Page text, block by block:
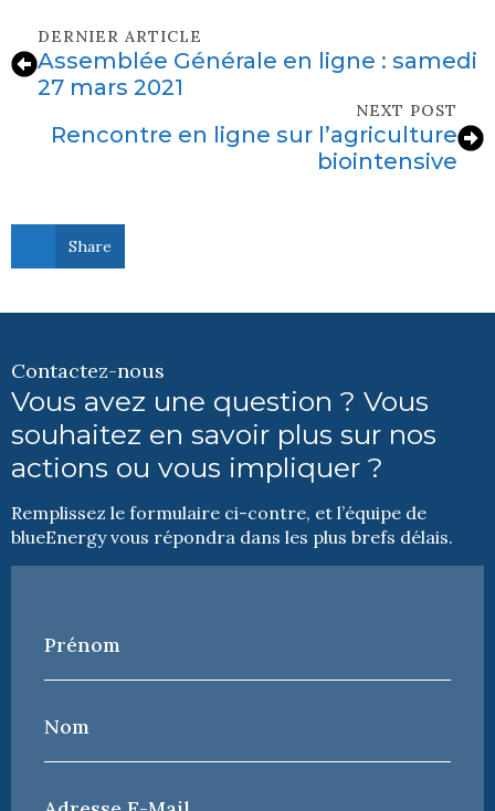
DERNIER ARTICLE
Assemblée Générale en ligne : samedi
27 mars 2021
NEXT POST
Rencontre en ligne sur l’agriculture
biointensive
Share
Contactez-nous
Vous avez une question ? Vous
souhaitez en savoir plus sur nos
actions ou vous impliquer ?
Remplissez le formulaire ci-contre, et l’équipe de
blueEnergy vous répondra dans les plus brefs délais.
Prénom
*
Nom
*
Adresse